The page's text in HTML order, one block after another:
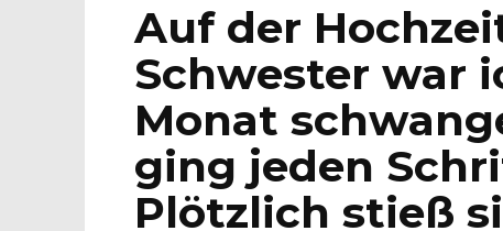
Auf der
Schwester war
Monat
ging jeden
Plötzlich stieß